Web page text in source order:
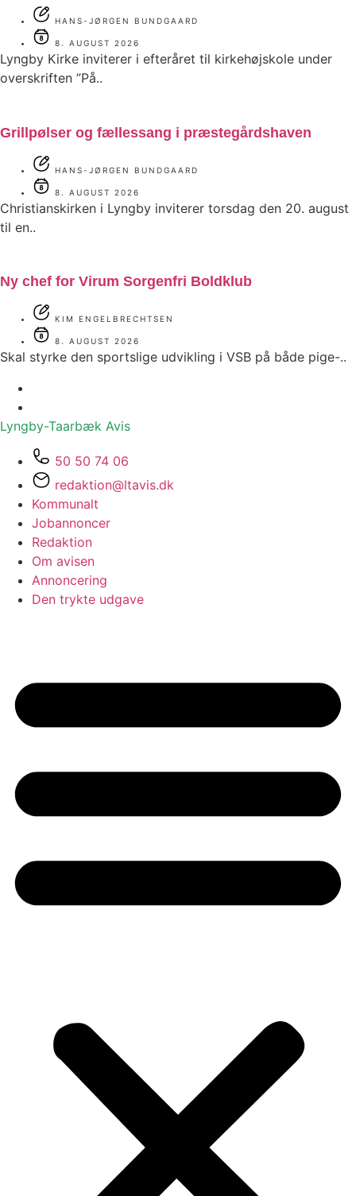
HANS-JØRGEN BUNDGAARD
8. AUGUST 2026
Lyngby Kirke inviterer i efteråret til kirkehøjskole under
overskriften ”På..
Grillpølser og fællessang i præstegårdshaven
HANS-JØRGEN BUNDGAARD
8. AUGUST 2026
Christianskirken i Lyngby inviterer torsdag den 20. august
til en..
Ny chef for Virum Sorgenfri Boldklub
KIM ENGELBRECHTSEN
8. AUGUST 2026
Skal styrke den sportslige udvikling i VSB på både pige-..
Lyngby-Taarbæk Avis
50 50 74 06
redaktion@ltavis.dk
Kommunalt
Jobannoncer
Redaktion
Om avisen
Annoncering
Den trykte udgave